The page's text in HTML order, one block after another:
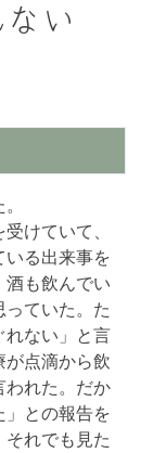
い
けていて、
いる出来事を
酒も飲んでい
ていた。た
れない」と言
が点滴から飲
われた。だか
」との報告を
れでも見た